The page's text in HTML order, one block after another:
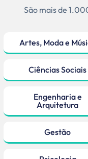
São mais de
Artes, Moda e
Ciências Sociais
Engenharia e
Arquitetura
Gestão